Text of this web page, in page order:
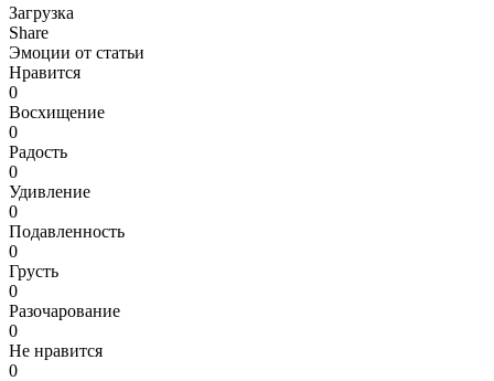
Загрузка
Share
Эмоции от статьи
Нравится
0
Восхищение
0
Радость
0
Удивление
0
Подавленность
0
Грусть
0
Разочарование
0
Не нравится
0